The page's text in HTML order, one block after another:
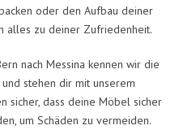
oder den Aufbau deiner
alles zu deiner Zufriedenheit.
nach Messina kennen wir die
stehen dir mit unserem
sicher, dass deine Möbel sicher
um Schäden zu vermeiden.